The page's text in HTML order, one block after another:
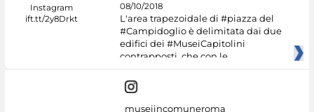
08/10/2018
L'area trapezoidale di #piazza del
#Campidoglio è delimitata dai due
edifici dei #MuseiCapitolini
contrapposti, che con le
museiincomuneroma